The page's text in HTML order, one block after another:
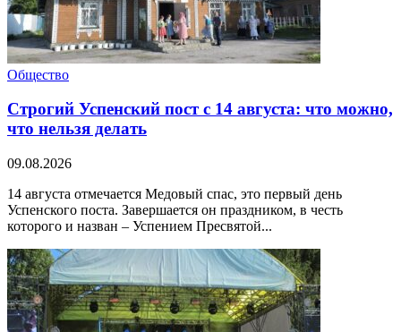
Общество
Строгий Успенский пост с 14 августа: что можно,
что нельзя делать
09.08.2026
14 августа отмечается Медовый спас, это первый день
Успенского поста. Завершается он праздником, в честь
которого и назван – Успением Пресвятой...